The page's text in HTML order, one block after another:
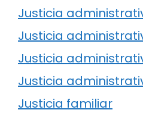
Justicia
Justicia
Justicia
Justicia
Justicia familiar